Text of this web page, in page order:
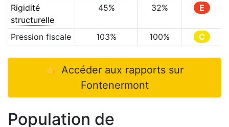
Rigidité
structurelle
45% 32% E
Pression fiscale 103% 100% C
👉 Accéder aux rapports sur
Fontenermont
Population de